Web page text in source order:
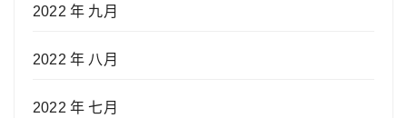
2022 年 九月
2022 年 八月
2022 年 七月